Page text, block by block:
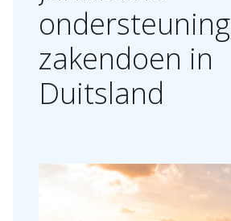
ondersteuning
zakendoen in
Duitsland